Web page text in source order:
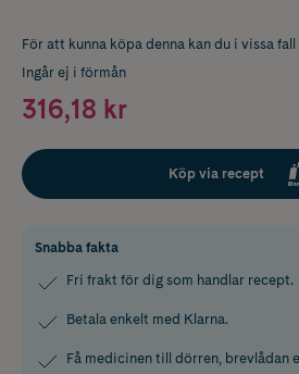
För att kunna köpa denna kan du i vissa
Ingår ej i förmån
316,18 kr
Köp via recept
Snabba fakta
Fri frakt för dig som handlar recept.
Betala enkelt med Klarna.
Få medicinen till dörren, brevlådan